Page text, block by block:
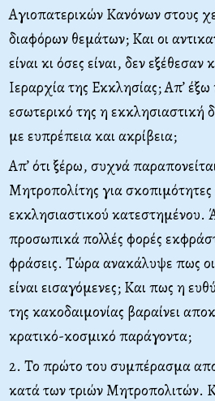
Αγιοπατερικών Κανόνων στους
διαφόρων θεμάτων; Και οι
είναι κι όσες είναι, δεν εξέθεσαν
Ιεραρχία της Εκκλησίας; Απ’
εσωτερικό της η εκκλησιαστική
με ευπρέπεια και ακρίβεια;
Απ’ ότι ξέρω, συχνά
Μητροπολίτης για σκοπιμότητες
εκκλησιαστικού κατεστημένου.
προσωπικά πολλές φορές
φράσεις. Τώρα ανακάλυψε πως οι
είναι εισαγόμενες; Και πως η
της κακοδαιμονίας βαραίνει
κρατικό-κοσμικό παράγοντα;
2. Το πρώτο του συμπέρασμα
κατά των τριών Μητροπολιτών.